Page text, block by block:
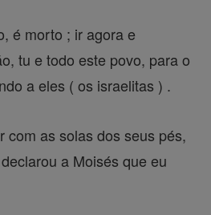
é morto ; ir agora e
tu e todo este povo, para o
a eles ( os israelitas ) .
com as solas dos seus pés,
a Moisés que eu